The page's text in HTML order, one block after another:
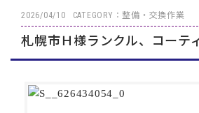
2026/04/10 CATEGORY：整備・交換作業
札幌市Ｈ様ランクル、コーテ